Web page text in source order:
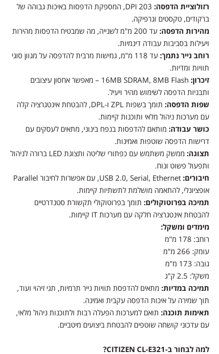
רזולוציית הדפסה:
203 DPI, המספקת הדפסות באיכות גבוהה של
ברקודים, טקסטים וגרפיקה.
מהירות הדפסה:
עד 200 מ"מ לשנייה, מה שמבטיח הדפסות מהירות
ויעילות בסביבות עבודה דינמיות.
רוחב נייר נתמך:
עד 118 מ"מ, גמישות מרבית להדפסה על מגוון סוגי
תוויות ומדיות.
זיכרון:
16MB SDRAM, 8MB Flash – מאפשר אחסון עיצובים
ותבניות הדפסה לשימוש מהיר ויעיל.
שפות הדפסה:
תומך בשפות ZPL ו-DPL, להבטחת אינטגרציה קלה
עם מערכות ניהול מלאי ותוכנות קיימות.
כושר עבודה: מותאם להדפסות בנפח בינוני, מתאים לעסקים עם
דרישות הדפסה שוטפות ואמינות.
תצוגה:
ממשק משתמש עם כפתורי שליטה ותצוגת LED ברורה לניהול
ותפעול פשוט ונוח.
חיבורים:
USB 2.0, Serial, Ethernet, עם אפשרות לחיבור Parallel
אופציונלי, להתאמה מושלמת לתשתיות קיימות.
תמיכה בפרוטוקולים: תומך בפרוטוקולי תקשורת סטנדרטיים
להבטחת אינטגרציה חלקה עם מערכות IT קיימות.
מימדים ומשקל:
רוחב: 178 מ"מ
עומק: 266 מ"מ
גובה: 173 מ"מ
משקל: 2.5 ק"ג
תמיכה במדיות: מתאים להדפסת תוויות נייר תרמיות, תגי זיהוי ועוד,
תוך שמירה על איכות הדפסה עקבית ואמינה.
תאימות תוכנה: תואם למערכות הפעלה רבות ולתוכנות ניהול מלאי,
עם עדכוני קושחה שוטפים להבטחת ביצועים מיטביים.
למה לבחור ב-CITIZEN CL-E321?